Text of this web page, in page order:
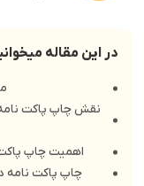
در این مقاله
نقش چاپ پاکت
اهمیت چاپ
چاپ پاکت نامه